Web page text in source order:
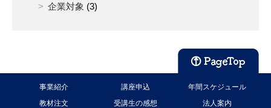
企業対象 (3)
事業紹介 講座申込
年間スケジュール
教材注文
受講生の感想
法人案内